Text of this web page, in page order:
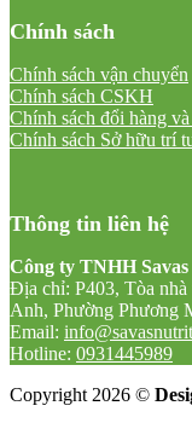
Chính sách
Chính sách vận chuyển
Chính sách CSKH
Chính sách đổi hàng
Chính sách Sở hữu trí
Thông tin liên hệ
Công ty TNHH
Địa chỉ: P403, Tòa
Anh, Phường Phương
Email:
Hotline: 0931445989
Copyright 2026 ©